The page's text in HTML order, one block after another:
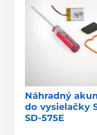
Náhradný
do vysielačky
SD-575E